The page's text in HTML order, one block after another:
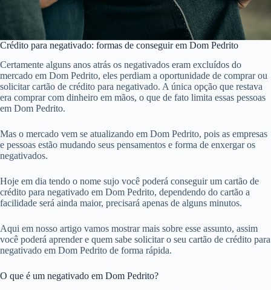
Crédito para negativado: formas de conseguir em Dom Pedrito
Certamente alguns anos atrás os negativados eram excluídos do
mercado em Dom Pedrito, eles perdiam a oportunidade de comprar ou
solicitar cartão de crédito para negativado. A única opção que restava
era comprar com dinheiro em mãos, o que de fato limita essas pessoas
em Dom Pedrito.
Mas o mercado vem se atualizando em Dom Pedrito, pois as empresas
e pessoas estão mudando seus pensamentos e forma de enxergar os
negativados.
Hoje em dia tendo o nome sujo você poderá conseguir um cartão de
crédito para negativado em Dom Pedrito, dependendo do cartão a
facilidade será ainda maior, precisará apenas de alguns minutos.
Aqui em nosso artigo vamos mostrar mais sobre esse assunto, assim
você poderá aprender e quem sabe solicitar o seu cartão de crédito para
negativado em Dom Pedrito de forma rápida.
O que é um negativado em Dom Pedrito?